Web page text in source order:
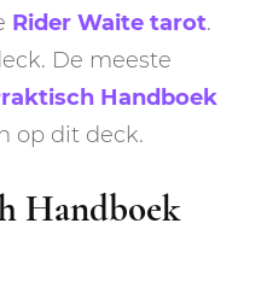
Rider Waite tarot.
De meeste
Handboek
op dit deck.
Handboek